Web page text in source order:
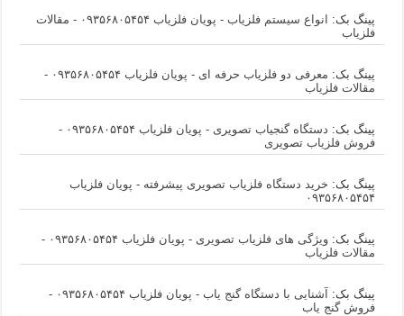
پینگ بک:
انواع سیستم فلزیاب - پویان فلزیاب ۰۹۳۵۶۸۰۵۴۵۴ - مقالات
فلزیاب
پینگ بک:
معرفی دو فلزیاب حرفه ای - پویان فلزیاب ۰۹۳۵۶۸۰۵۴۵۴ -
مقالات فلزیاب
پینگ بک:
دستگاه گنجیاب تصویری - پویان فلزیاب ۰۹۳۵۶۸۰۵۴۵۴ -
فروش فلزیاب تصویری
پینگ بک: خرید دستگاه فلزیاب تصویری پیشرفته - پویان فلزیاب
۰۹۳۵۶۸۰۵۴۵۴
پینگ بک:
ویژگی های فلزیاب تصویری - پویان فلزیاب ۰۹۳۵۶۸۰۵۴۵۴ -
مقالات فلزیاب
پینگ بک:
آشنایی با دستگاه گنج یاب - پویان فلزیاب ۰۹۳۵۶۸۰۵۴۵۴ -
فروش گنج یاب